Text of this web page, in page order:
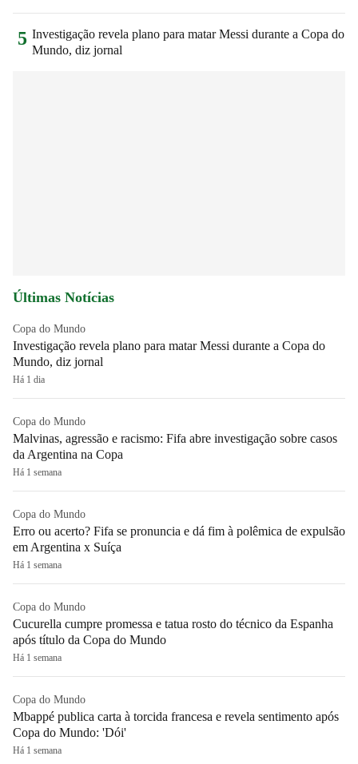
5 Investigação revela plano para matar Messi durante a Copa do
Mundo, diz jornal
Últimas Notícias
Copa do Mundo
Investigação revela plano para matar Messi durante a Copa do
Mundo, diz jornal
Há 1 dia
Copa do Mundo
Malvinas, agressão e racismo: Fifa abre investigação sobre casos
da Argentina na Copa
Há 1 semana
Copa do Mundo
Erro ou acerto? Fifa se pronuncia e dá fim à polêmica de expulsão
em Argentina x Suíça
Há 1 semana
Copa do Mundo
Cucurella cumpre promessa e tatua rosto do técnico da Espanha
após título da Copa do Mundo
Há 1 semana
Copa do Mundo
Mbappé publica carta à torcida francesa e revela sentimento após
Copa do Mundo: 'Dói'
Há 1 semana